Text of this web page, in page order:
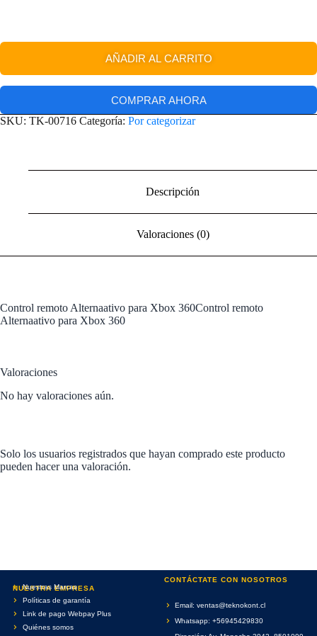
AÑADIR AL CARRITO
COMPRAR AHORA
SKU: TK-00716 Categoría: Por categorizar
Descripción
Valoraciones (0)
Control remoto Alternaativo para Xbox 360Control remoto
Alternaativo para Xbox 360
Valoraciones
No hay valoraciones aún.
Solo los usuarios registrados que hayan comprado este producto
pueden hacer una valoración.
NUESTRA EMPRESA
Nuestras Marcas
Políticas de garantía
Link de pago Webpay Plus
Quiénes somos
CONTÁCTATE CON NOSOTROS
Email: ventas@teknokont.cl
Whatsapp: +56945429830